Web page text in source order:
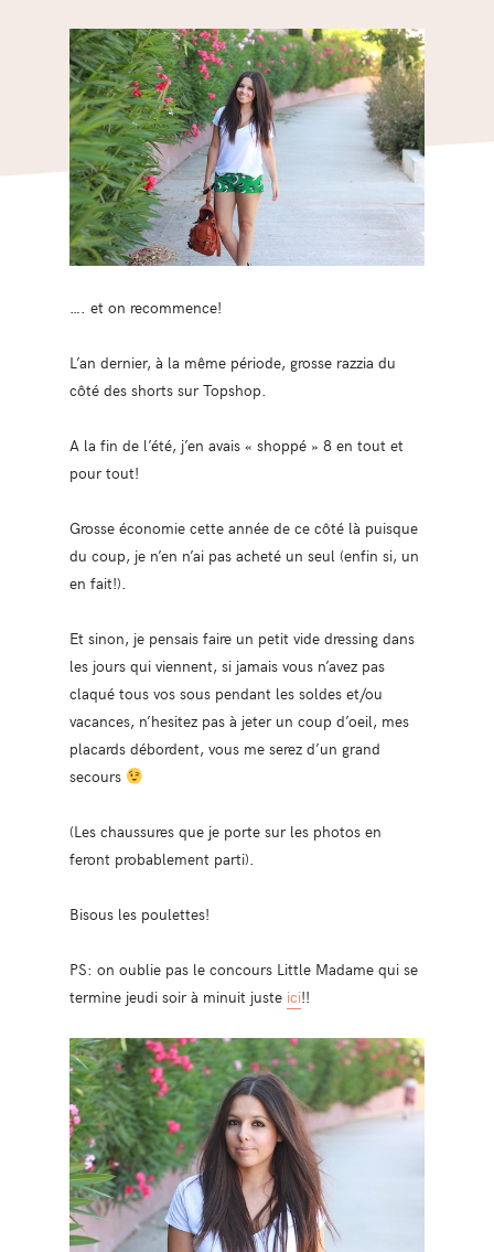
…. et on recommence!
L’an dernier, à la même période, grosse razzia du
côté des shorts sur Topshop.
A la fin de l’été, j’en avais « shoppé » 8 en tout et
pour tout!
Grosse économie cette année de ce côté là puisque
du coup, je n’en n’ai pas acheté un seul (enfin si, un
en fait!).
Et sinon, je pensais faire un petit vide dressing dans
les jours qui viennent, si jamais vous n’avez pas
claqué tous vos sous pendant les soldes et/ou
vacances, n’hesitez pas à jeter un coup d’oeil, mes
placards débordent, vous me serez d’un grand
secours
(Les chaussures que je porte sur les photos en
feront probablement parti).
Bisous les poulettes!
PS: on oublie pas le concours Little Madame qui se
termine jeudi soir à minuit juste ici!!